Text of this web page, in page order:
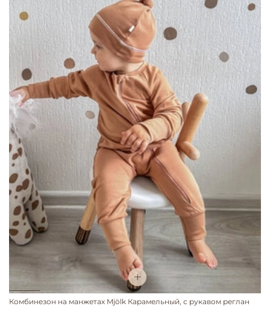
Комбинезон на манжетах Mjölk Карамельный, с рукавом реглан